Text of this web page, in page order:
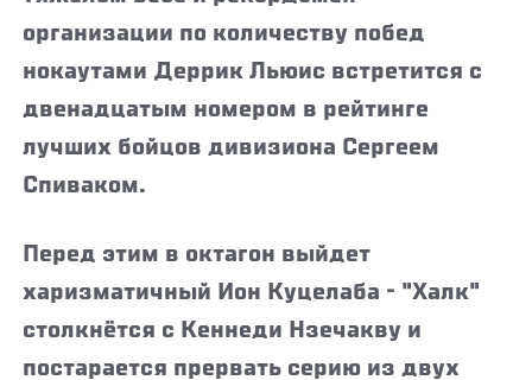
организации по количеству побед
нокаутами Деррик Льюис встретится с
двенадцатым номером в рейтинге
лучших бойцов дивизиона Сергеем
Спиваком.
Перед этим в октагон выйдет
харизматичный Ион Куцелаба - "Халк"
столкнётся с Кеннеди Нзечакву и
постарается прервать серию из двух